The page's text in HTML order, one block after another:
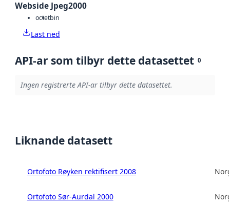
Webside Jpeg2000
octetbin
Last ned
API-ar som tilbyr dette datasettet 0
Ingen registrerte API-ar tilbyr dette datasettet.
Liknande datasett
Ortofoto Røyken rektifisert 2008
Ortofoto Sør-Aurdal 2000